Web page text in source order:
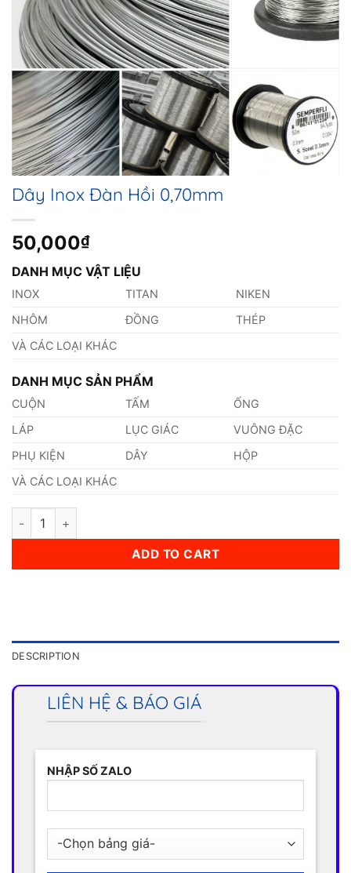
Dây Inox Đàn Hồi 0,70mm
50,000₫
DANH MỤC VẬT LIỆU
INOX TITAN
NIKEN
NHÔM
ĐỒNG
THÉP
VÀ CÁC LOẠI KHÁC
DANH MỤC SẢN PHẨM
CUỘN TẤM
ỐNG
LÁP
LỤC GIÁC
VUÔNG ĐẶC
PHỤ KIỆN
DÂY
HỘP
VÀ CÁC LOẠI KHÁC
Dây Inox Đàn Hồi 0,70mm quantity
ADD TO CART
DESCRIPTION
LIÊN HỆ & BÁO GIÁ
NHẬP SỐ ZALO